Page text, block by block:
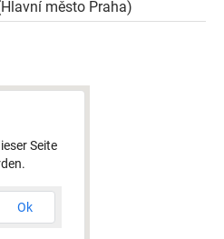
město Praha)
Seite
Ok